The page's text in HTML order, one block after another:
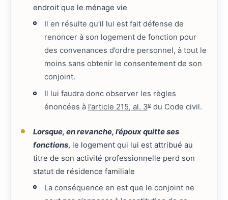
endroit que le ménage vie
Il en résulte qu’il lui est fait défense de
renoncer à son logement de fonction pour
des convenances d’ordre personnel, à tout le
moins sans obtenir le consentement de son
conjoint.
Il lui faudra donc observer les règles
énoncées à l’article 215, al. 3e du Code civil.
Lorsque, en revanche, l’époux quitte ses
fonctions, le logement qui lui est attribué au
titre de son activité professionnelle perd son
statut de résidence familiale
La conséquence en est que le conjoint ne